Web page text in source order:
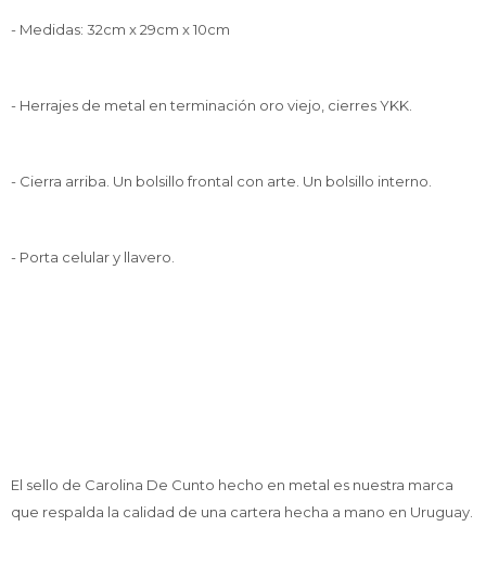
- Medidas: 32cm x 29cm x 10cm
- Herrajes de metal en terminación oro viejo, cierres YKK.
- Cierra arriba. Un bolsillo frontal con arte. Un bolsillo interno.
- Porta celular y llavero.
El sello de Carolina De Cunto hecho en metal es nuestra marca
que respalda la calidad de una cartera hecha a mano en Uruguay.